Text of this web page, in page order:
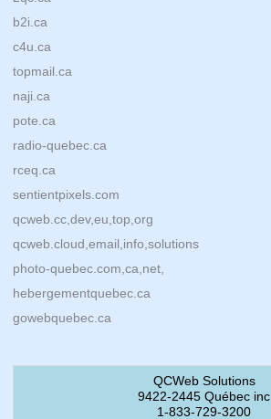
b2i.ca
c4u.ca
topmail.ca
naji.ca
pote.ca
radio-quebec.ca
rceq.ca
sentientpixels.com
qcweb.cc,dev,eu,top,org
qcweb.cloud,email,info,solutions
photo-quebec.com,ca,net,
hebergementquebec.ca
gowebquebec.ca
QCWeb Solutions
9422-2445 Québec inc
1-833-729-3200